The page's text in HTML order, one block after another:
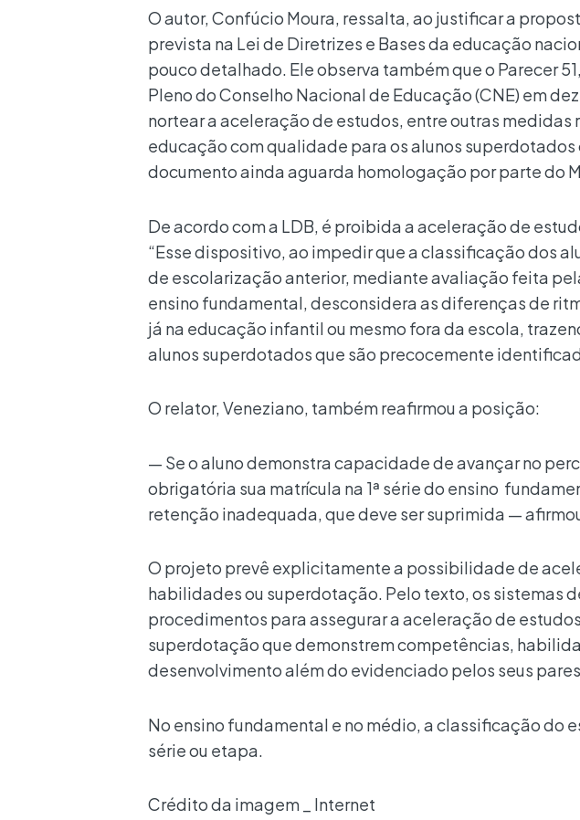
O autor, Confúcio Moura, ressalta, ao justificar a
prevista na Lei de Diretrizes e Bases da educação
pouco detalhado. Ele observa também que o Parecer
Pleno do Conselho Nacional de Educação (CNE) em
nortear a aceleração de estudos, entre outras medidas
educação com qualidade para os alunos
documento ainda aguarda homologação por parte do
De acordo com a LDB, é proibida a aceleração de
“Esse dispositivo, ao impedir que a classificação dos
de escolarização anterior, mediante avaliação feita
ensino fundamental, desconsidera as diferenças de
já na educação infantil ou mesmo fora da escola,
alunos superdotados que são precocemente
O relator, Veneziano, também reafirmou a posição:
— Se o aluno demonstra capacidade de avançar no
obrigatória sua matrícula na 1ª série do ensino
retenção inadequada, que deve ser suprimida —
O projeto prevê explicitamente a possibilidade de
habilidades ou superdotação. Pelo texto, os sistemas
procedimentos para assegurar a aceleração de
superdotação que demonstrem competências,
desenvolvimento além do evidenciado pelos seus
No ensino fundamental e no médio, a classificação do
série ou etapa.
Crédito da imagem _ Internet